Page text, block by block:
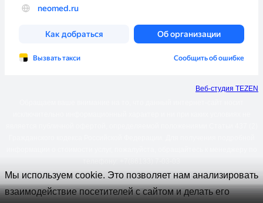
Веб-студия TEZEN
Мы используем cookie. Это позволяет нам анализировать
взаимодействие посетителей с сайтом и делать его